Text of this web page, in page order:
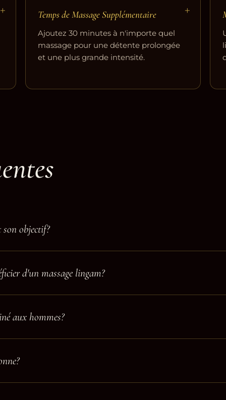
+ +
Temps de Massage Supplémentaire
Ajoutez 30 minutes à n'importe quel
massage pour une détente prolongée
et une plus grande intensité.
son objectif?
d'un massage lingam?
aux hommes?